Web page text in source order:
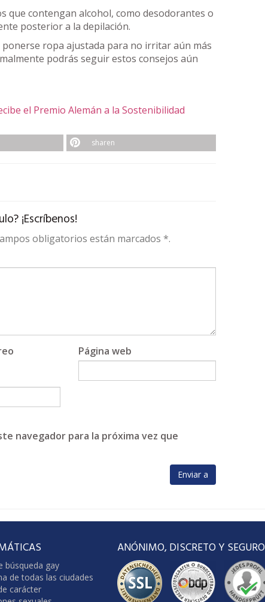
que contengan alcohol, como desodorantes o
posterior a la depilación.
ropa ajustada para no irritar aún más
podrás seguir estos consejos aún
el Premio Alemán a la Sostenibilidad
sharen
¡Escríbenos!
obligatorios están marcados *.
Página web
navegador para la próxima vez que
búsqueda gay
de todas las ciudades
carácter
ANÓNIMO, DISCRETO Y SEGURO